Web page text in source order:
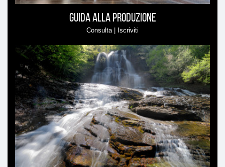
Guida alla produzione
Consulta | Iscriviti